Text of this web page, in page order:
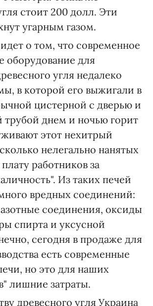
стоит 200 долл. Эти
угарным газом.
о том, что современное
оборудование для
угля недалеко
в которой его выжигали в
цистерной с дверью и
трубой днем и ночью горит
этот нехитрый
нелегально нанятых
работников за
Из таких печей
вредных соединений:
соединения, оксиды
спирта и уксусной
сегодня в продаже для
есть современные
но это для наших
лишние затраты.
древесного угля Украина